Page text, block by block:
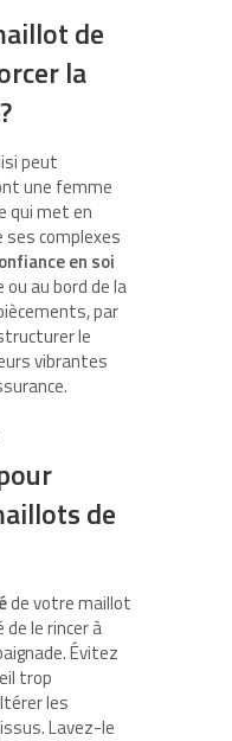
de
la
peut
une femme
qui met en
complexes
en soi
ou au bord de la
par
le
vibrantes
de
de votre maillot
le rincer à
Évitez
trop
les
Lavez-le